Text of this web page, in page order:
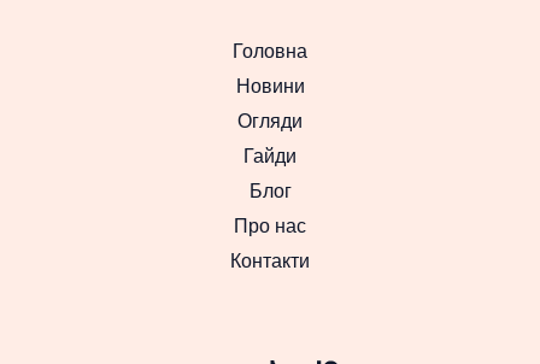
Головна
Новини
Огляди
Гайди
Блог
Про нас
Контакти